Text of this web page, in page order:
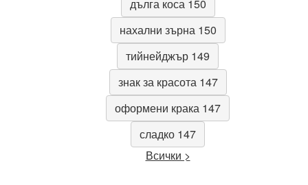
дълга коса 150
нахални зърна 150
тийнейджър 149
знак за красота 147
оформени крака 147
сладко 147
Всички >